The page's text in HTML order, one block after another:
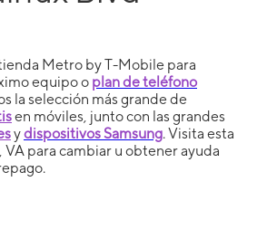
Metro by T-Mobile para
equipo o plan de teléfono
la selección más grande de
en móviles, junto con las grandes
ydispositivos Samsung. Visita esta
VA para cambiar u obtener ayuda